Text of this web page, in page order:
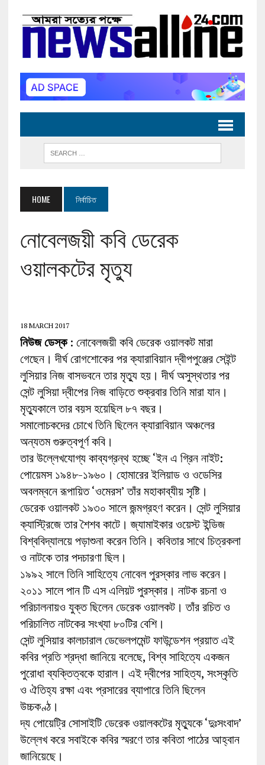
HOME নির্বাচিত
নোবেলজয়ী কবি ডেরেক
ওয়ালকটের মৃত্যু
18 MARCH 2017
নিউজ ডেস্ক: নোবেলজয়ী কবি ডেরেক ওয়ালকট মারা
গেছেন। দীর্ঘ রোগশোকের পর ক্যারাবিয়ান দ্বীপপুঞ্জের সেইন্ট
লুসিয়ার নিজ বাসভবনে তার মৃত্যু হয়। দীর্ঘ অসুস্থতার পর
সেন্ট লুসিয়া দ্বীপের নিজ বাড়িতে শুক্রবার তিনি মারা যান।
মৃত্যুকালে তার বয়স হয়েছিল ৮৭ বছর।
সমালোচকদের চোখে তিনি ছিলেন ক্যারাবিয়ান অঞ্চলের
অন্যতম গুরুত্বপূর্ণ কবি।
তার উল্লেখযোগ্য কাব্যগ্রন্থ হচ্ছে ‘ইন এ গ্রিন নাইট:
পোয়েমস ১৯৪৮-১৯৬০। হোমারের ইলিয়াড ও ওডেসির
অবলম্বনে রূপায়িত ‘ওমেরস’ তাঁর মহাকাব্যীয় সৃষ্টি।
ডেরেক ওয়ালকট ১৯৩০ সালে জন্মগ্রহণ করেন। সেন্ট লুসিয়ার
ক্যাস্ট্রিজে তার শৈশব কাটে। জ্যামাইকার ওয়েস্ট ইন্ডিজ
বিশ্ববিদ্যালয়ে পড়াশুনা করেন তিনি। কবিতার সাথে চিত্রকলা
ও নাটকে তার পদচারণা ছিল।
১৯৯২ সালে তিনি সাহিত্যে নোবেল পুরস্কার লাভ করেন।
২০১১ সালে পান টি এস এলিয়ট পুরস্কার। নাটক রচনা ও
পরিচালনায়ও যুক্ত ছিলেন ডেরেক ওয়ালকট। তাঁর রচিত ও
পরিচালিত নাটকের সংখ্যা ৮০টির বেশি।
সেন্ট লুসিয়ার কালচারাল ডেভেলপমেন্ট ফাউন্ডেশন প্রয়াত এই
কবির প্রতি শ্রদ্ধা জানিয়ে বলেছে, বিশ্ব সাহিত্যে একজন
পুরোধা ব্যক্তিত্বকে হারাল। এই দ্বীপের সাহিত্য, সংস্কৃতি
ও ঐতিহ্য রক্ষা এবং প্রসারের ব্যাপারে তিনি ছিলেন
উচ্চকণ্ঠ।
দ্য পোয়েট্রি সোসাইটি ডেরেক ওয়ালকটের মৃত্যুকে ‘দুঃসংবাদ’
উল্লেখ করে সবাইকে কবির স্মরণে তার কবিতা পাঠের আহ্বান
জানিয়েছে।